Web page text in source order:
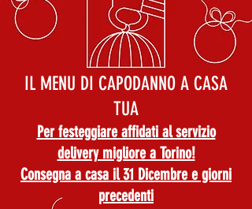
IL MENU DI CAPODANNO A CASA
TUA
Per festeggiare affidati al servizio
delivery migliore a Torino!
Consegna a casa il 31 Dicembre e giorni
precedenti